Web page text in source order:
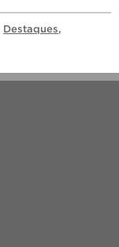
Destaques,